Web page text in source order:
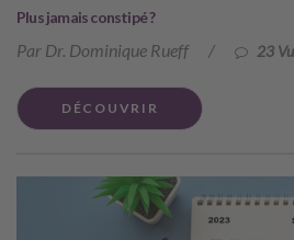
Plus jamais constipé ?
Par Dr. Dominique Rueff / 23
DÉCOUVRIR